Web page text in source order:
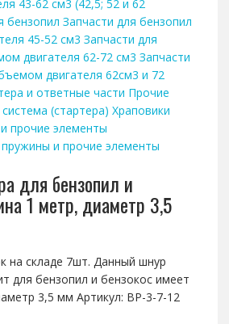
43-62 см3 (42,5; 52 и 62
бензопил Запчасти для бензопил
45-52 см3 Запчасти для
двигателя 62-72 см3 Запчасти
двигателя 62см3 и 72
и ответные части Прочие
(стартера) Храповики
прочие элементы
и прочие элементы
для бензопил и
1 метр, диаметр 3,5
на складе 7шт. Данный шнур
для бензопил и бензокос имеет
3,5 мм Артикул: BP-3-7-12